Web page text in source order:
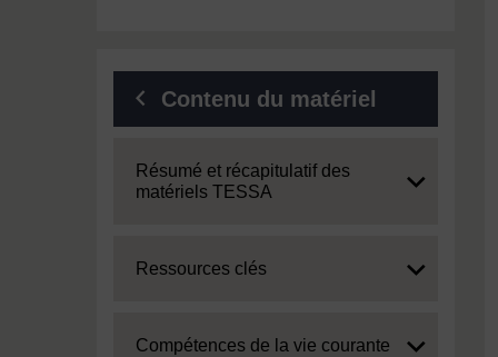
Contenu du matériel
Expand
Résumé et récapitulatif des
matériels TESSA
Expand
Ressources clés
Expand
Compétences de la vie courante